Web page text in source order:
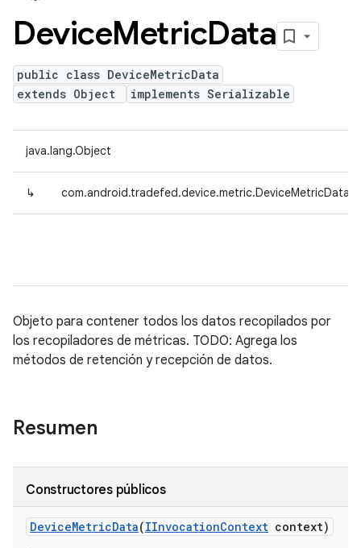
DeviceMetricData
public class DeviceMetricData
extends Object
implements Serializable
java.lang.Object
↳ com.android.tradefed.device.metric.DeviceMetricData
Objeto para contener todos los datos recopilados por
los recopiladores de métricas. TODO: Agrega los
métodos de retención y recepción de datos.
Resumen
Constructores públicos
DeviceMetricData(IInvocationContext context)